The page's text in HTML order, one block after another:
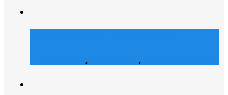
, ,